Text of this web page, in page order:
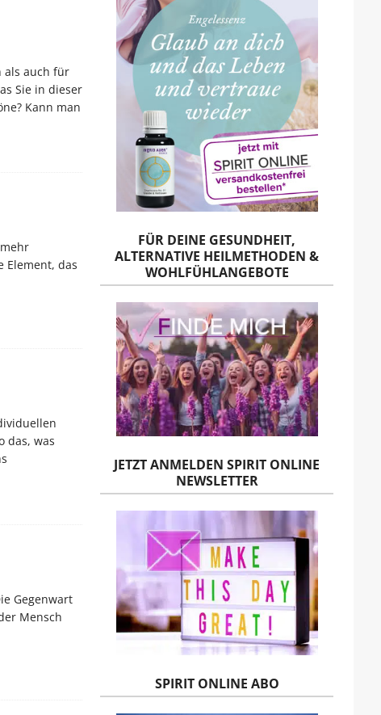
als auch für
Sie in dieser
Kann man
Element, das
das, was
Gegenwart
Mensch
FÜR DEINE GESUNDHEIT,
ALTERNATIVE HEILMETHODEN &
WOHLFÜHLANGEBOTE
JETZT ANMELDEN SPIRIT ONLINE
NEWSLETTER
SPIRIT ONLINE ABO